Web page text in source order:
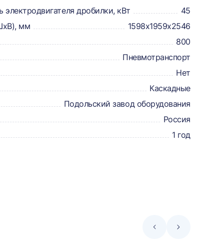
дробилки, кВт
45
мм
1598х1959х2546
800
Пневмотранспорт
Нет
Каскадные
Подольский завод оборудования
Россия
1 год
СтрелкаСтрелка